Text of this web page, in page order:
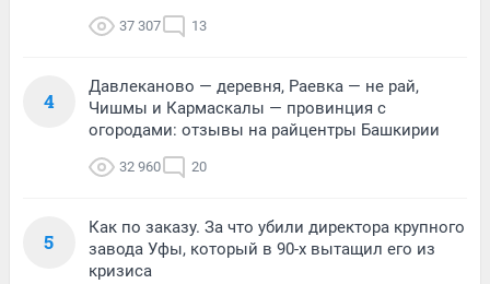
37 307 13
4
Давлеканово — деревня, Раевка — не рай,
Чишмы и Кармаскалы — провинция с
огородами: отзывы на райцентры Башкирии
32 960 20
5
Как по заказу. За что убили директора крупного
завода Уфы, который в 90-х вытащил его из
кризиса